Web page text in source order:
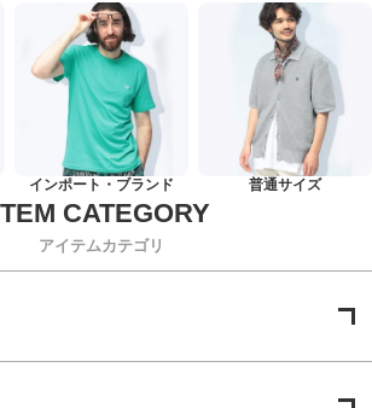
インポート・ブランド 普通サイズ
アイテムカテゴリ